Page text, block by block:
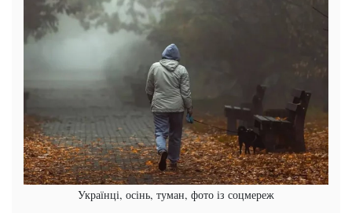
Українці, осінь, туман, фото із соцмереж